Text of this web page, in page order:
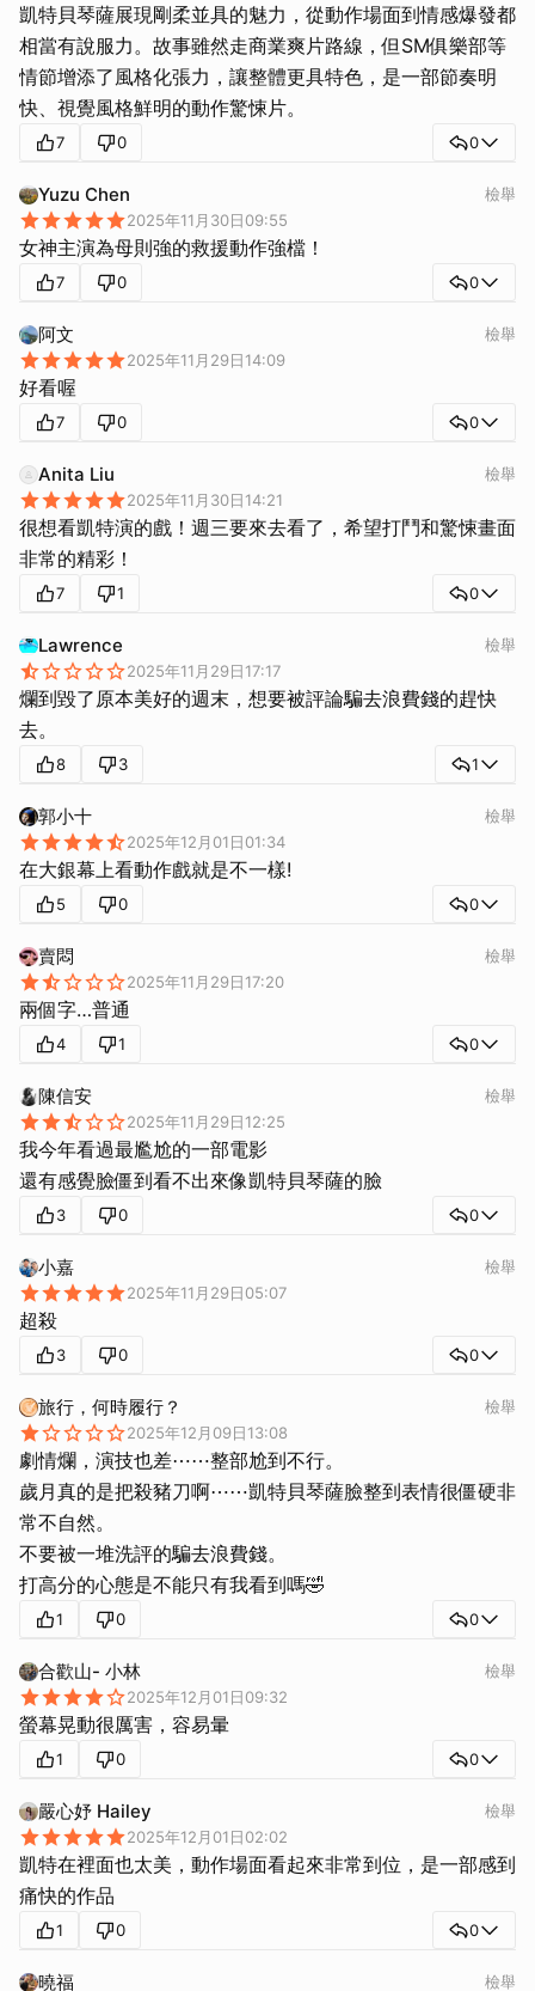
凱特貝琴薩展現剛柔並具的魅力，從動作場面到情感爆發都
相當有說服力。故事雖然走商業爽片路線，但SM俱樂部等
情節增添了風格化張力，讓整體更具特色，是一部節奏明
快、視覺風格鮮明的動作驚悚片。
7 0 0
Yuzu Chen
2025年11月30日09:55
檢舉
女神主演為母則強的救援動作強檔！
7 0 0
阿文
2025年11月29日14:09
檢舉
好看喔
7 0 0
Anita Liu
2025年11月30日14:21
檢舉
很想看凱特演的戲！週三要來去看了，希望打鬥和驚悚畫面
非常的精彩！
7 1 0
Lawrence
2025年11月29日17:17
檢舉
爛到毀了原本美好的週末，想要被評論騙去浪費錢的趕快
去。
8 3 1
郭小十
2025年12月01日01:34
檢舉
在大銀幕上看動作戲就是不一樣!
5 0 0
賣悶
2025年11月29日17:20
檢舉
兩個字…普通
4 1 0
陳信安
2025年11月29日12:25
檢舉
我今年看過最尷尬的一部電影
還有感覺臉僵到看不出來像凱特貝琴薩的臉
3 0 0
小嘉
2025年11月29日05:07
檢舉
超殺
3 0 0
旅行，何時履行？
2025年12月09日13:08
檢舉
劇情爛，演技也差⋯⋯整部尬到不行。
歲月真的是把殺豬刀啊⋯⋯凱特貝琴薩臉整到表情很僵硬非
常不自然。
不要被一堆洗評的騙去浪費錢。
打高分的心態是不能只有我看到嗎🤣
1 0 0
合歡山- 小林
2025年12月01日09:32
檢舉
螢幕晃動很厲害，容易暈
1 0 0
嚴心妤 Hailey
2025年12月01日02:02
檢舉
凱特在裡面也太美，動作場面看起來非常到位，是一部感到
痛快的作品
1 0 0
曉福 檢舉